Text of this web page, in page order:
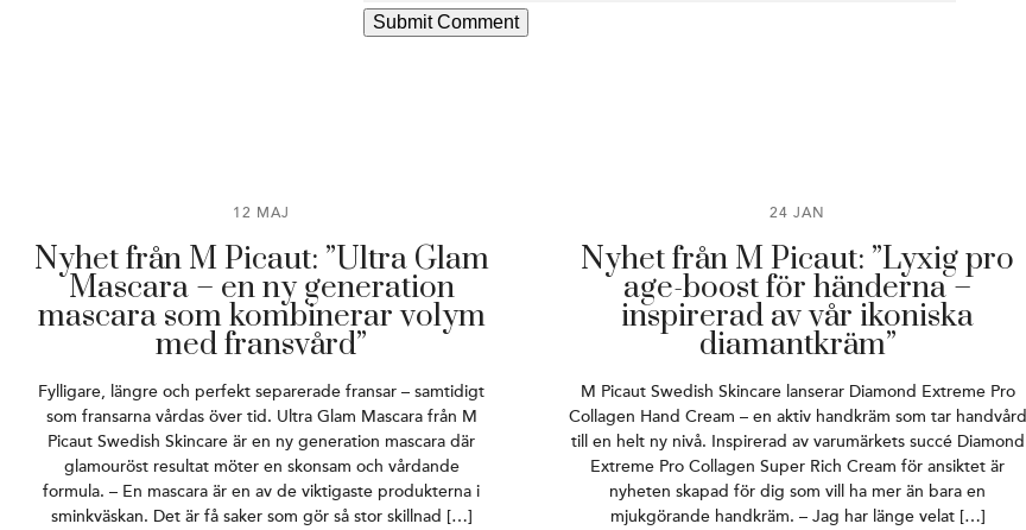
12 MAJ
Nyhet från M Picaut: ”Ultra Glam
Mascara – en ny generation
mascara som kombinerar volym
med fransvård”
Fylligare, längre och perfekt separerade fransar – samtidigt
som fransarna vårdas över tid. Ultra Glam Mascara från M
Picaut Swedish Skincare är en ny generation mascara där
glamouröst resultat möter en skonsam och vårdande
formula. – En mascara är en av de viktigaste produkterna i
sminkväskan. Det är få saker som gör så stor skillnad […]
24 JAN
Nyhet från M Picaut: ”Lyxig pro
age-boost för händerna –
inspirerad av vår ikoniska
diamantkräm”
M Picaut Swedish Skincare lanserar Diamond Extreme Pro
Collagen Hand Cream – en aktiv handkräm som tar handvård
till en helt ny nivå. Inspirerad av varumärkets succé Diamond
Extreme Pro Collagen Super Rich Cream för ansiktet är
nyheten skapad för dig som vill ha mer än bara en
mjukgörande handkräm. – Jag har länge velat […]